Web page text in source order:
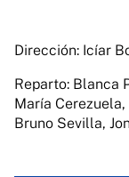
Dirección: Icíar
Reparto: Blanca
María
Bruno Sevilla,